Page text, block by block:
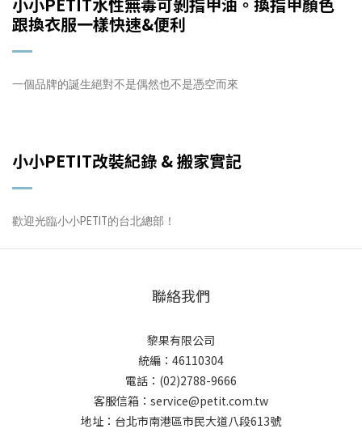
跟換衣服一樣快速&便利
一個品牌的誕生絕對不是偶然也不是憑空而來
小小PETIT改裝紀錄 & 搬家實記
歡迎光臨小小PETIT的台北總部！
聯絡我們
黎果有限公司
統編：46110304
電話：(02)2788-9666
客服信箱：service@petit.com.tw
地址：台北市南港區市民大道八段613號